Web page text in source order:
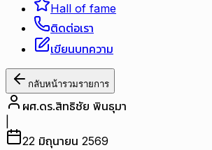
Hall of fame
ติดต่อเรา
เขียนบทความ
กลับหน้ารวมรายการ
ผศ.ดร.สิทธิชัย พินธุมา
22 มิถุนายน 2569